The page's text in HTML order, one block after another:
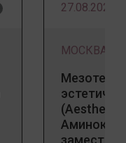
27.08.2026
МОСКВА
(Aesthetic